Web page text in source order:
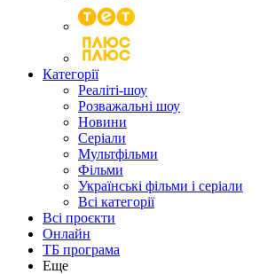
Категорії
Реаліті-шоу
Розважальні шоу
Новини
Серіали
Мультфільми
Фільми
Українські фільми і серіали
Всі категорії
Всі проєкти
Онлайн
ТБ програма
Еще